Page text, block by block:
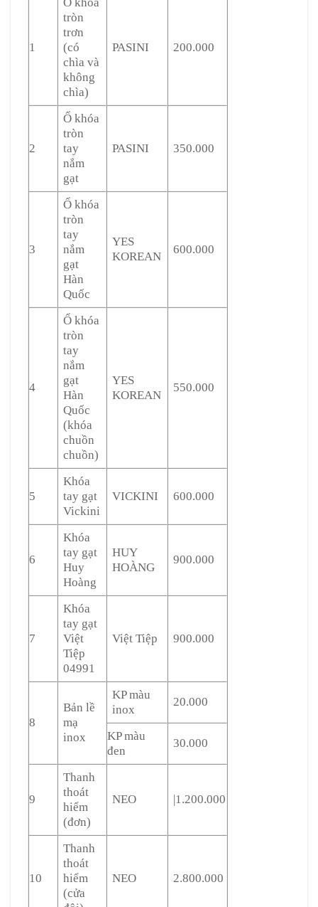
1
tròn
trơn
(có
chìa và
không
chìa)
PASINI 200.000
2
Ổ khóa
tròn
tay
nắm
gạt
PASINI 350.000
3
Ổ khóa
tròn
tay
nắm
gạt
Hàn
Quốc
YES
KOREAN
600.000
4
Ổ khóa
tròn
tay
nắm
gạt
Hàn
Quốc
(khóa
chuồn
chuồn)
YES
KOREAN
550.000
5
Khóa
tay gạt
Vickini
VICKINI 600.000
6
Khóa
tay gạt
Huy
Hoàng
HUY
HOÀNG
900.000
7
Khóa
tay gạt
Việt
Tiệp
04991
Việt Tiệp 900.000
8
Bản lề
mạ
inox
KP màu
inox
20.000
KP màu
đen
30.000
9
Thanh
thoát
hiểm
(đơn)
NEO |1.200.000
10
Thanh
thoát
hiểm
(cửa
NEO 2.800.000